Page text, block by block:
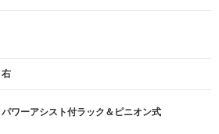
右
パワーアシスト付ラック＆ピニオン式